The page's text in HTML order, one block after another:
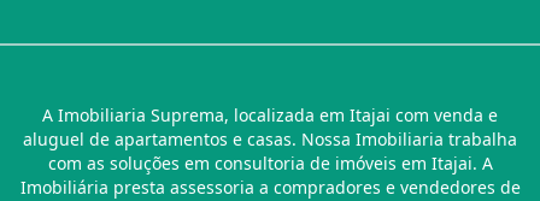
A Imobiliaria Suprema, localizada em Itajai com venda e
aluguel de apartamentos e casas. Nossa Imobiliaria trabalha
com as soluções em consultoria de imóveis em Itajai. A
Imobiliária presta assessoria a compradores e vendedores de